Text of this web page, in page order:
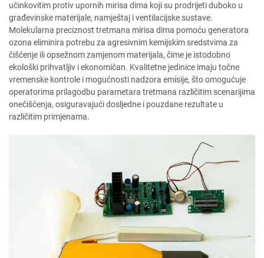
učinkovitim protiv upornih mirisa dima koji su prodrijeti duboko u
građevinske materijale, namještaj i ventilacijske sustave.
Molekularna preciznost tretmana mirisa dima pomoću generatora
ozona eliminira potrebu za agresivnim kemijskim sredstvima za
čišćenje ili opsežnom zamjenom materijala, čime je istodobno
ekološki prihvatljiv i ekonomičan. Kvalitetne jedinice imaju točne
vremenske kontrole i mogućnosti nadzora emisije, što omogućuje
operatorima prilagodbu parametara tretmana različitim scenarijima
onečišćenja, osiguravajući dosljedne i pouzdane rezultate u
različitim primjenama.